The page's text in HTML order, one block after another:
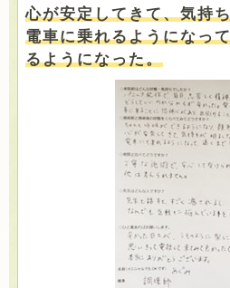
心が安定してきて、気持
電車に乗れるようになっ
るようになった。